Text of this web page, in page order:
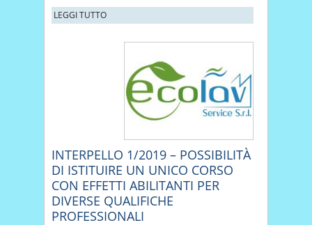
LEGGI TUTTO
INTERPELLO 1/2019 – POSSIBILITÀ
DI ISTITUIRE UN UNICO CORSO
CON EFFETTI ABILITANTI PER
DIVERSE QUALIFICHE
PROFESSIONALI